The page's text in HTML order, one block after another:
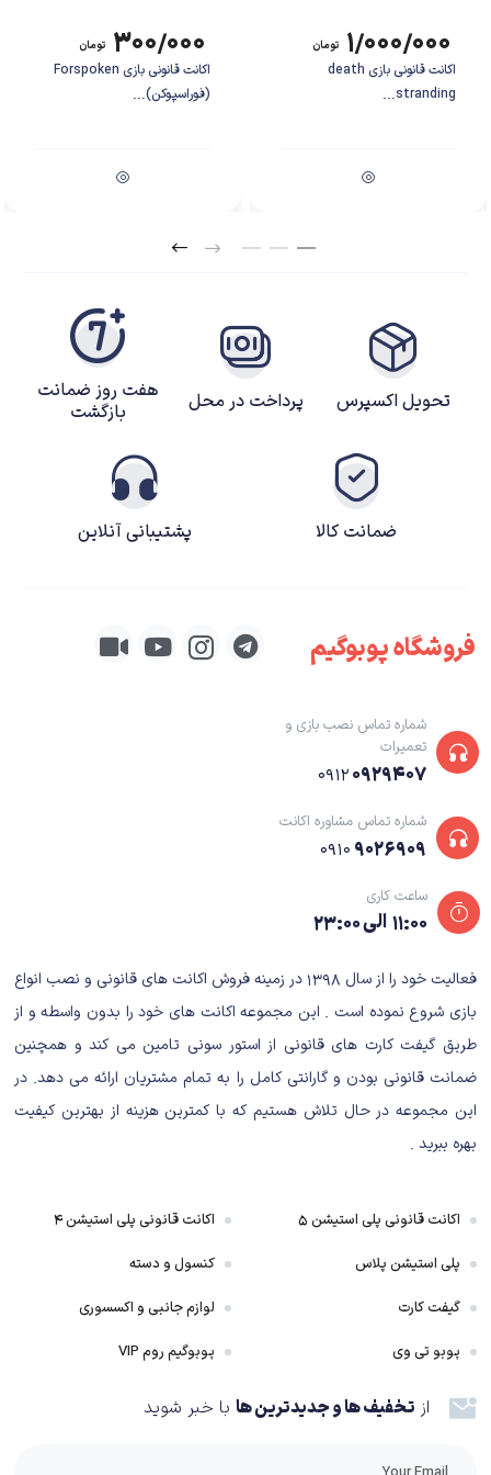
Anno1800
طلوع یک عصر جدید در Anno1800 :
مهارت‌های خود را با ایجاد شهرهای بزرگ، برنامه‌ریزی شبکه‌های لجستیک،
اسکان قاره‌های سرسبز جدید، اعزام اکسپدیشن‌ها در سراسر جهان و تسلط
بر مخالفان با دیپلماسی، تجارت یا جنگ، ثابت کنید.
برای هدایت شهرهای خود به سوی رفاه، باید یاد بگیرید که با هر موقعیتی
که پیش می‌آید سازگار شوید.
شامل یک کمپین مبتنی بر داستان، حالت sandbox قابل تنظیم و یک تجربه چند
جستجوی شهرت و ثروت و یک ویژگی جدید نیروی کار که مدیریت کارخانه‌های
۱/۰۰۰/۰۰۰ تومان
اکانت قانونی بازی death
stranding...
۳۰۰/۰۰۰ تومان
اکانت قانونی بازی Forspoken
(فوراسپوکن)...
تحویل اکسپرس پرداخت در محل
هفت روز ضمانت
بازگشت
ضمانت کالا پشتیبانی آنلاین
فروشگاه پوبوگیم
شماره تماس نصب بازی و
تعمیرات
۰۹۱۲۰۹۲۹۴۰۷
شماره تماس مشاوره اکانت
۰۹۱۰ ۹۰۲۶۹۰۹
ساعت کاری
۱۱:۰۰ الی ۲۳:۰۰
فعالیت خود را از سال ۱۳۹۸ در زمینه فروش اکانت های قانونی و نصب انواع
بازی شروع نموده است . این مجموعه اکانت های خود را بدون واسطه و از
طریق گیفت کارت های قانونی از استور سونی تامین می کند و همچنین
ضمانت قانونی بودن و گارانتی کامل را به تمام مشتریان ارائه می دهد. در
این مجموعه در حال تلاش هستیم که با کمترین هزینه از بهترین کیفیت
بهره ببرید .
اکانت قانونی پلی استیشن ۵
پلی استیشن پلاس
گیفت کارت
پوبو تی وی
اکانت قانونی پلی استیشن ۴
کنسول و دسته
لوازم جانبی و اکسسوری
پوبوگیم روم VIP
از تخفیف ها و جدیدترین ها با خبر شوید